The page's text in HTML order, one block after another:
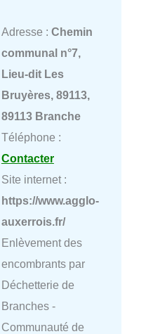
Adresse : Chemin
communal n°7,
Lieu-dit Les
Bruyères, 89113,
89113 Branche
Téléphone :
Contacter
Site internet :
https://www.agglo-
auxerrois.fr/
Enlèvement des
encombrants par
Déchetterie de
Branches -
Communauté de